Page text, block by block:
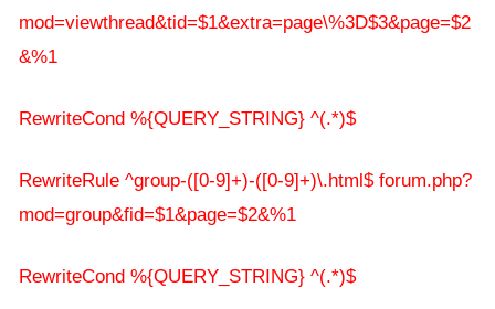
mod=viewthread&tid=$1&extra=page\%3D$3&page=$2
&%1
RewriteCond %{QUERY_STRING} ^(.*)$
RewriteRule ^group-([0-9]+)-([0-9]+)\.html$ forum.php?
mod=group&fid=$1&page=$2&%1
RewriteCond %{QUERY_STRING} ^(.*)$